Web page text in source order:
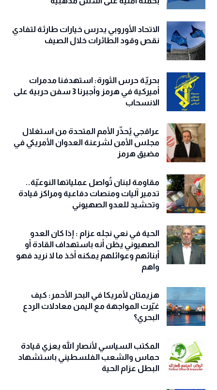
الاتحاد الأوروبي يدرس خيارات طارئة لتفادي
نقص وقود الطائرات خلال الصيف
بحريّة حرس الثورة: استهدفنا مدمرات
أميركية في هرمز وأجبرنا 3 سفن حربية على
الانسحاب
عراقجي يُحذّر الأمم المتحدة من استغلال
مجلس الأمن لشرعنة العدوان الأمريكي في
مضيق هرمز
مقاومة لبنان تُواصل عملياتها النوعيّة..
تدمير آليات ومنصات دفاعية ومراكز قيادة
وتحشيد للعدو الصهيوني
الحية في نعي نجله عزام : إذا كان العدو
الصهيوني يظن أنه باستهداف القادة أو
أبنائهم وعوائلهم يمكنه أخذ ما لا نريد فهو
واهم
هزيمتان لأمريكا في البحر الأحمر: كيف
غيّرت المواجهة مع اليمن معادلات الردع
البحري؟
المكتب السياسي لأنصار الله يعزي قيادة
حماس والشعب الفلسطيني باستشهاد
البطل عزام الحية